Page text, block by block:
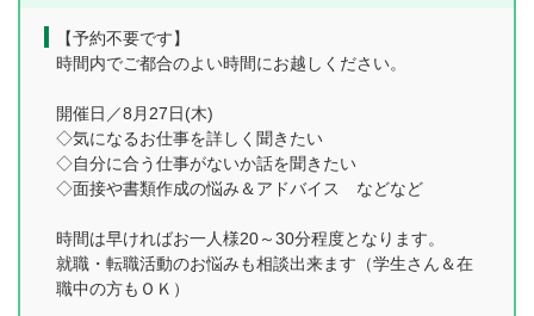
【予約不要です】
時間内でご都合のよい時間にお越しください。
開催日／8月27日(木)
◇気になるお仕事を詳しく聞きたい
◇自分に合う仕事がないか話を聞きたい
◇面接や書類作成の悩み＆アドバイス などなど
時間は早ければお一人様20～30分程度となります。
就職・転職活動のお悩みも相談出来ます（学生さん＆在
職中の方もＯＫ）